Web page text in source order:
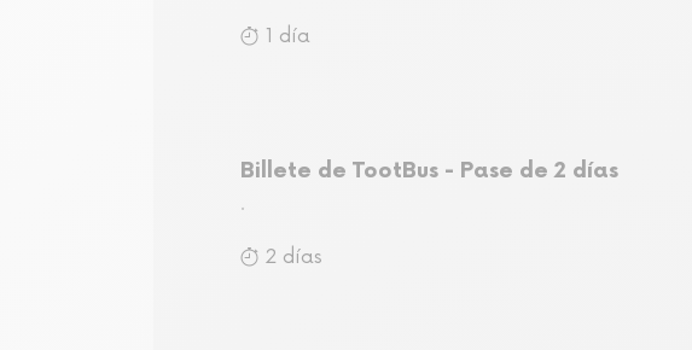
1 día
Billete de TootBus - Pase de 2 días
.
2 días